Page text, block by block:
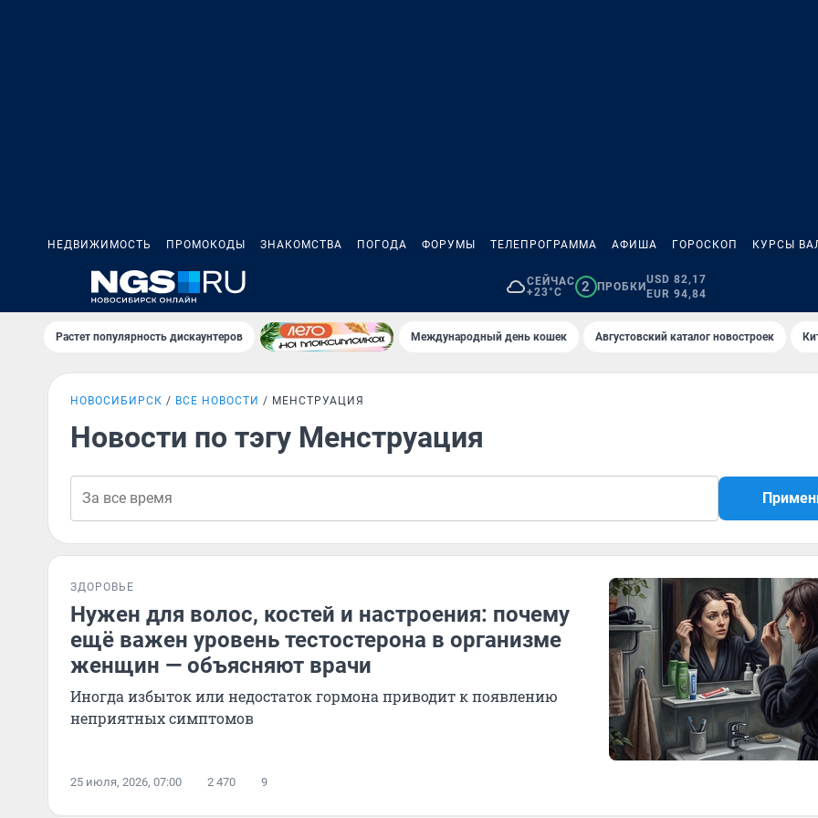
НЕДВИЖИМОСТЬ ПРОМОКОДЫ ЗНАКОМСТВА ПОГОДА ФОРУМЫ ТЕЛЕПРОГРАММА АФИША ГОРОСКОП КУРСЫ
СЕЙЧАС
+23°C
2 ПРОБКИ
USD 82,17
EUR 94,84
Растет популярность дискаунтеров Международный день кошек Августовский каталог новостроек
НОВОСИБИРСК ВСЕ НОВОСТИ МЕНСТРУАЦИЯ
Новости по тэгу Менструация
ЗДОРОВЬЕ
Нужен для волос, костей и настроения: почему
ещё важен уровень тестостерона в организме
женщин — объясняют врачи
Иногда избыток или недостаток гормона приводит к появлению
неприятных симптомов
25 июля, 2026, 07:00 2 470 9